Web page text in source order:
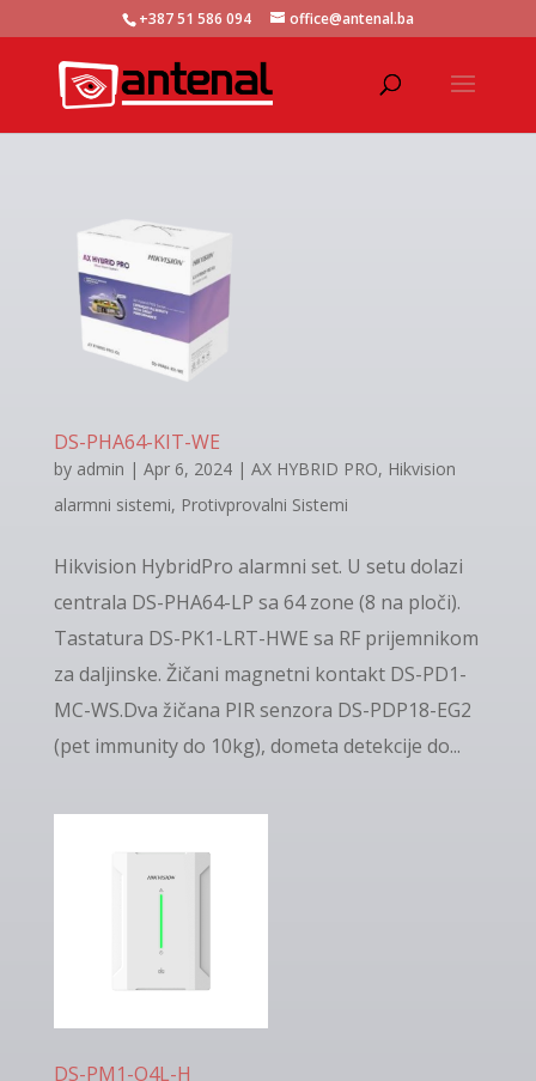
+387 51 586 094 office@antenal.ba
DS-PHA64-KIT-WE
by admin | Apr 6, 2024| AX HYBRID PRO, Hikvision
alarmni sistemi, Protivprovalni Sistemi
Hikvision HybridPro alarmni set. U setu dolazi
centrala DS-PHA64-LP sa 64 zone (8 na ploči).
Tastatura DS-PK1-LRT-HWE sa RF prijemnikom
za daljinske. Žičani magnetni kontakt DS-PD1-
MC-WS.Dva žičana PIR senzora DS-PDP18-EG2
(pet immunity do 10kg), dometa detekcije do...
DS-PM1-O4L-H